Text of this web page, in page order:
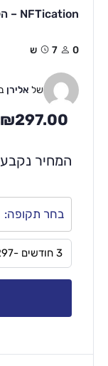
NFTication – הקורס המקיף ליצירת קולקצית NFT
0 7ש
של אלירן
₪297.00
המחיר
בחר תקופה: